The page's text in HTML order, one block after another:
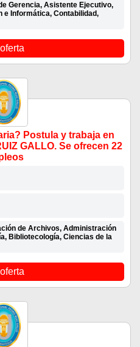
Gerencia, Asistente Ejecutivo,
e Informática, Contabilidad,
Postula y trabaja en
GALLO. Se ofrecen 22
de Archivos, Administración
Bibliotecología, Ciencias de la